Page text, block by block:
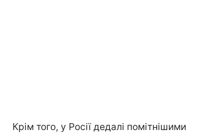
Крім того, у Росії дедалі помітнішими